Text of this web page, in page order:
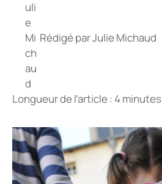
Rédigé parJulie Michaud
Longueur de l’article : 4 minutes